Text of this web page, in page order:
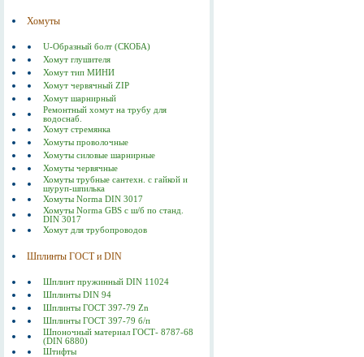
Хомуты
U-Образный болт (СКОБА)
Хомут глушителя
Хомут тип МИНИ
Хомут червячный ZIP
Хомут шарнирный
Ремонтный хомут на трубу для
водоснаб.
Хомут стремянка
Хомуты проволочные
Хомуты силовые шарнирные
Хомуты червячные
Хомуты трубные сантехн. с гайкой и
шуруп-шпилька
Хомуты Norma DIN 3017
Хомуты Norma GBS с ш/б по станд.
DIN 3017
Хомут для трубопроводов
Шплинты ГОСТ и DIN
Шплинт пружинный DIN 11024
Шплинты DIN 94
Шплинты ГОСТ 397-79 Zn
Шплинты ГОСТ 397-79 б/п
Шпоночный материал ГОСТ- 8787-68
(DIN 6880)
Штифты